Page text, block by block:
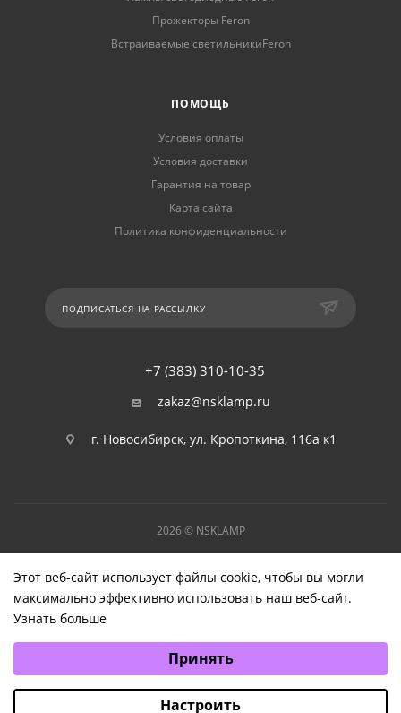
Прожекторы Feron
Встраиваемые светильникиFeron
ПОМОЩЬ
Условия оплаты
Условия доставки
Гарантия на товар
Карта сайта
Политика конфиденциальности
ПОДПИСАТЬСЯ НА РАССЫЛКУ
+7 (383) 310-10-35
zakaz@nsklamp.ru
г. Новосибирск, ул. Кропоткина, 116а к1
2026 © NSKLAMP
Этот веб-сайт использует файлы cookie, чтобы вы могли
максимально эффективно использовать наш веб-сайт.
Узнать больше
Аналитические/Функциональные
Принять
Настроить